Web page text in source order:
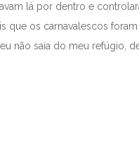
lá por dentro e
que os carnavalescos
não saía do meu refúgio,